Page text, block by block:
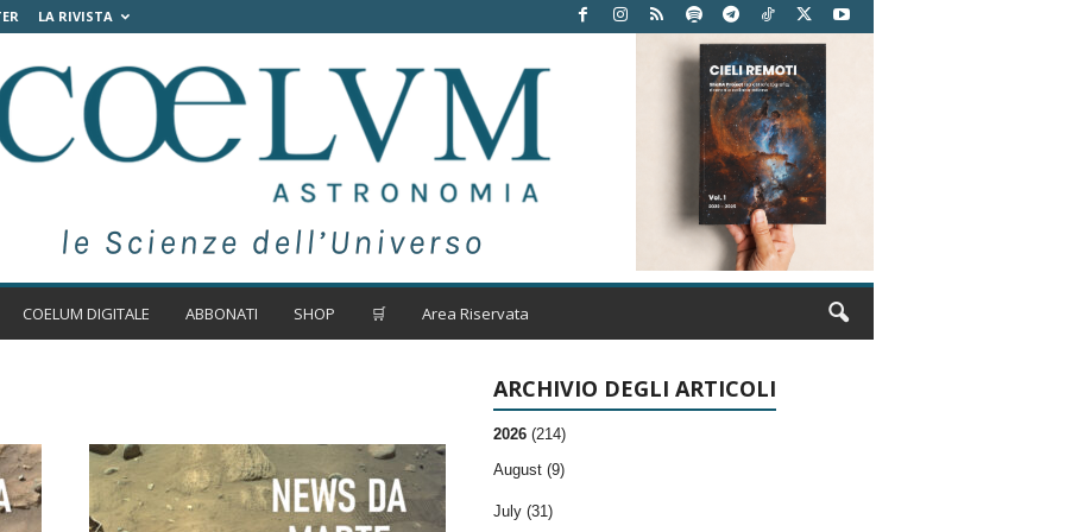
LA RIVISTA
COELUM DIGITALE ABBONATI SHOP 🛒 Area Riservata
ARCHIVIO DEGLI ARTICOLI
2026 (214)
August (9)
July (31)